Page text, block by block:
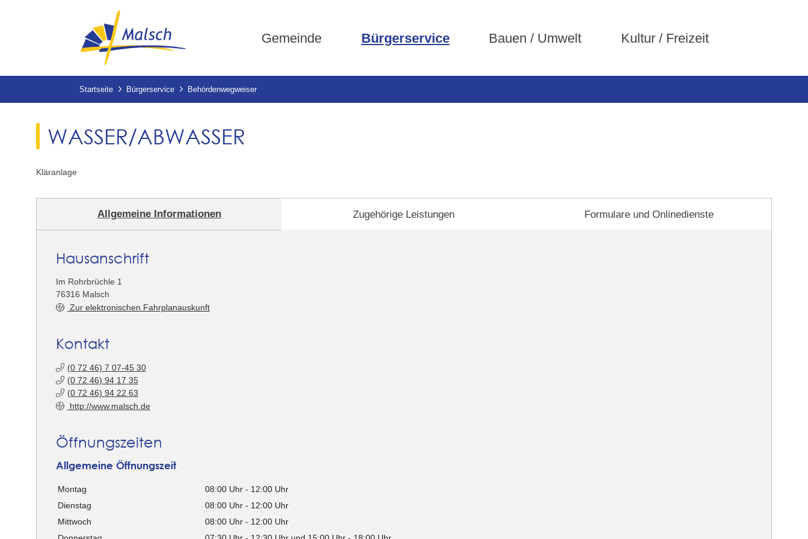
Gemeinde Bürgerservice Bauen / Umwelt Kultur / Freizeit
Startseite Bürgerservice Behördenwegweiser
WASSER/ABWASSER
Kläranlage
Allgemeine Informationen Zugehörige Leistungen Formulare und Onlinedienste
Hausanschrift
Im Rohrbrüchle 1
76316 Malsch
Zur elektronischen Fahrplanauskunft
Kontakt
(0 72 46) 7 07-45 30
(0 72 46) 94 17 35
(0 72 46) 94 22 63
http://www.malsch.de
Öffnungszeiten
Allgemeine Öffnungszeit
Montag 08:00 Uhr- 12:00 Uhr
Dienstag
08:00 Uhr- 12:00 Uhr
Mittwoch
08:00 Uhr- 12:00 Uhr